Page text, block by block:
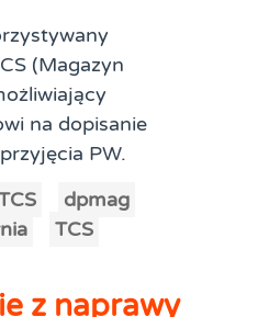
(Magazyn
na dopisanie
PW.
dpmag
TCS
z naprawy